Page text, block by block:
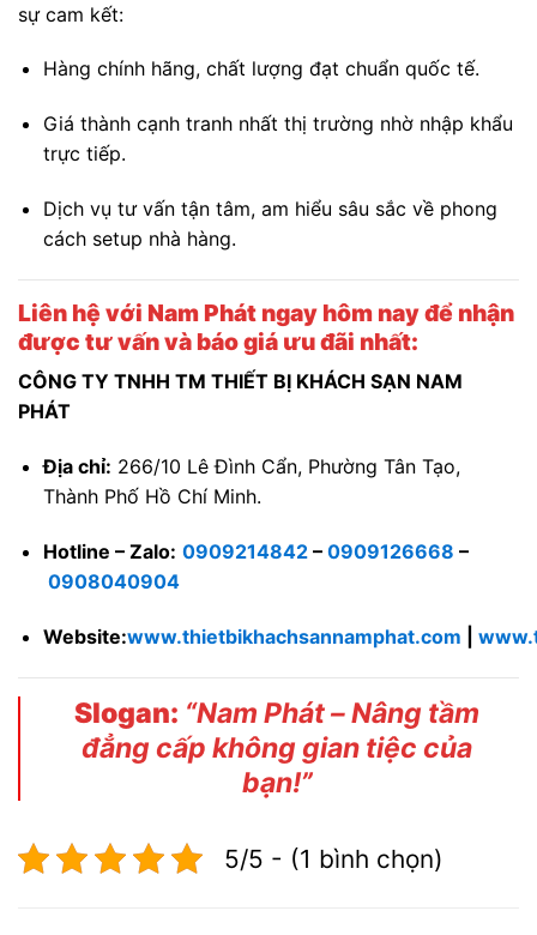
sự cam kết:
Hàng chính hãng, chất lượng đạt chuẩn quốc tế.
Giá thành cạnh tranh nhất thị trường nhờ nhập khẩu
trực tiếp.
Dịch vụ tư vấn tận tâm, am hiểu sâu sắc về phong
cách setup nhà hàng.
Liên hệ với Nam Phát ngay hôm nay để nhận
được tư vấn và báo giá ưu đãi nhất:
CÔNG TY TNHH TM THIẾT BỊ KHÁCH SẠN NAM
PHÁT
Địa chỉ: 266/10 Lê Đình Cẩn, Phường Tân Tạo,
Thành Phố Hồ Chí Minh.
Hotline – Zalo: 0909214842– 0909126668 –
0908040904
Website:www.thietbikhachsannamphat.com
Slogan: “Nam Phát – Nâng tầm
đẳng cấp không gian tiệc của
bạn!”
5/5 - (1 bình chọn)